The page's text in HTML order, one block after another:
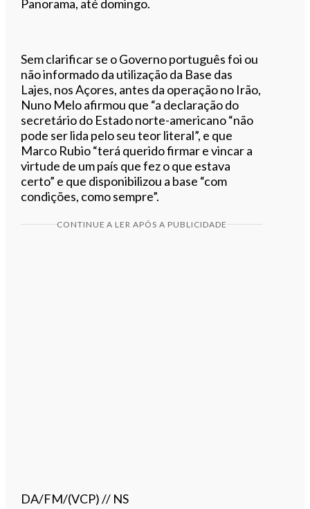
Panorama, até domingo.
Sem clarificar se o Governo português foi ou
não informado da utilização da Base das
Lajes, nos Açores, antes da operação no Irão,
Nuno Melo afirmou que “a declaração do
secretário do Estado norte-americano “não
pode ser lida pelo seu teor literal”, e que
Marco Rubio “terá querido firmar e vincar a
virtude de um país que fez o que estava
certo” e que disponibilizou a base “com
condições, como sempre”.
CONTINUE A LER APÓS A PUBLICIDADE
DA/FM/(VCP) // NS